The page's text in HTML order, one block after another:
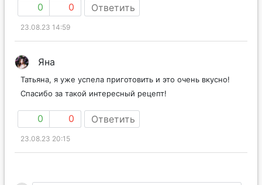
0 0 Ответить
23.08.23 14:59
Яна
Татьяна, я уже успела приготовить и это очень вкусно!
Спасибо за такой интересный рецепт!
0 0 Ответить
23.08.23 20:15